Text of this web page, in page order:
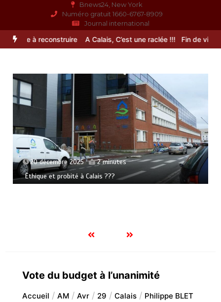
Bnews24, New York
Numéro gratuit 1660-6767-8909
Journal international
à reconstruire A Calais, C’est une raclée !!! Fin de vie :
20 décembre 2025 2 minutes
Éthique et probité à Calais ???
Vote du budget à l’unanimité
Accueil AM Avr 29 Calais Philippe BLET